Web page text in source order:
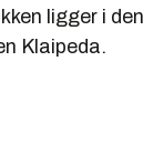
ligger i den
Klaipeda.